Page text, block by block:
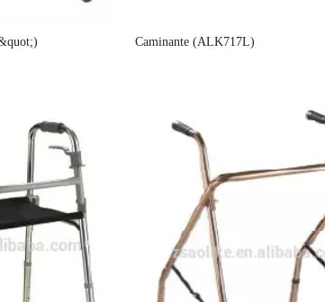
Caminante (ALK717L)